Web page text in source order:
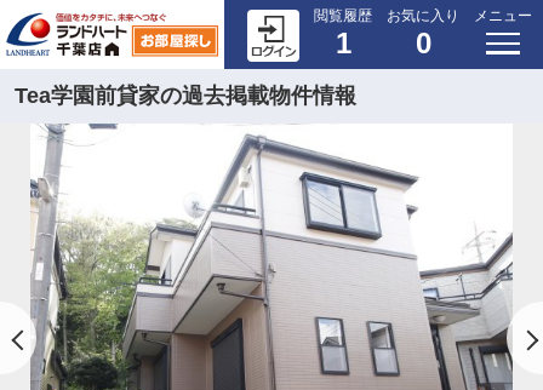
閲覧履歴
1
お気に入り
0
メニュー
Tea学園前貸家の過去掲載物件情報